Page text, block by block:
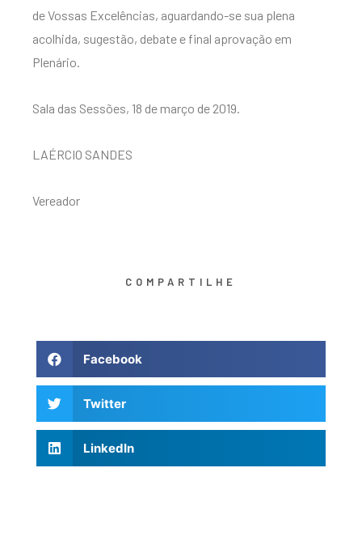
de Vossas Excelências, aguardando-se sua plena
acolhida, sugestão, debate e final aprovação em
Plenário.
Sala das Sessões, 18 de março de 2019.
LAÉRCIO SANDES
Vereador
COMPARTILHE
Facebook
Twitter
LinkedIn